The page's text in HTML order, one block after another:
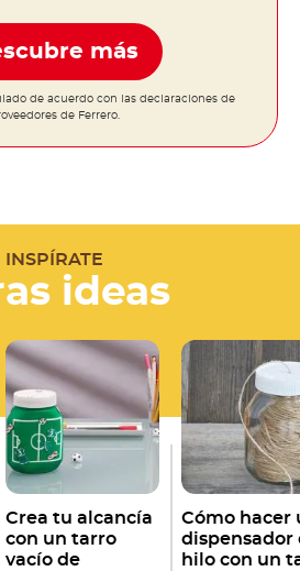
más
de acuerdo con las declaraciones de
de Ferrero.
INSPÍRATE
ideas
Crea tu alcancía
con un tarro
vacío de
Cómo hacer
dispensador
hilo con un